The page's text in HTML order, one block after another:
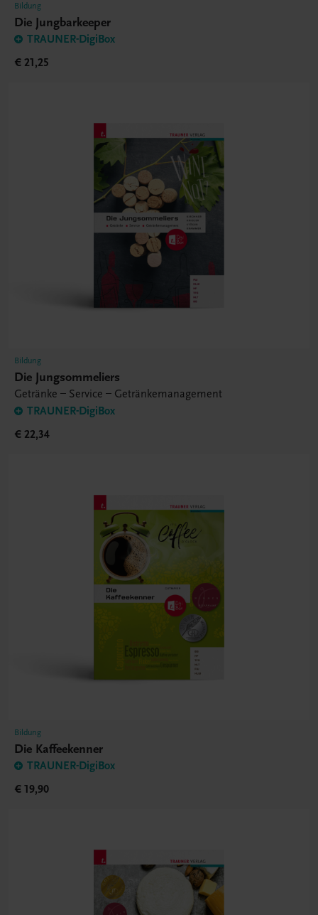
Bildung
Die Jungbarkeeper
TRAUNER-DigiBox
€ 21,25
Bildung
Die Jungsommeliers
Getränke – Service – Getränkemanagement
TRAUNER-DigiBox
€ 22,34
Bildung
Die Kaffeekenner
TRAUNER-DigiBox
€ 19,90